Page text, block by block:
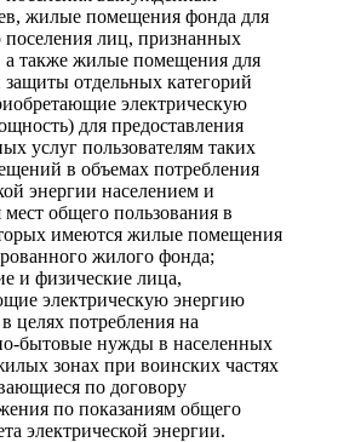
жилые помещения фонда для
поселения лиц, признанных
также жилые помещения для
защиты отдельных категорий
электрическую
для предоставления
услуг пользователям таких
в объемах потребления
энергии населением и
общего пользования в
имеются жилые помещения
жилого фонда;
и физические лица,
электрическую энергию
целях потребления на
бытовые нужды в населенных
зонах при воинских частях
по договору
по показаниям общего
электрической энергии.